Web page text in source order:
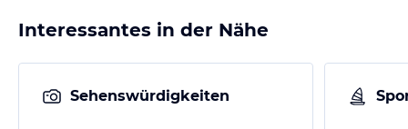
Interessantes in der Nähe
Sehenswürdigkeiten